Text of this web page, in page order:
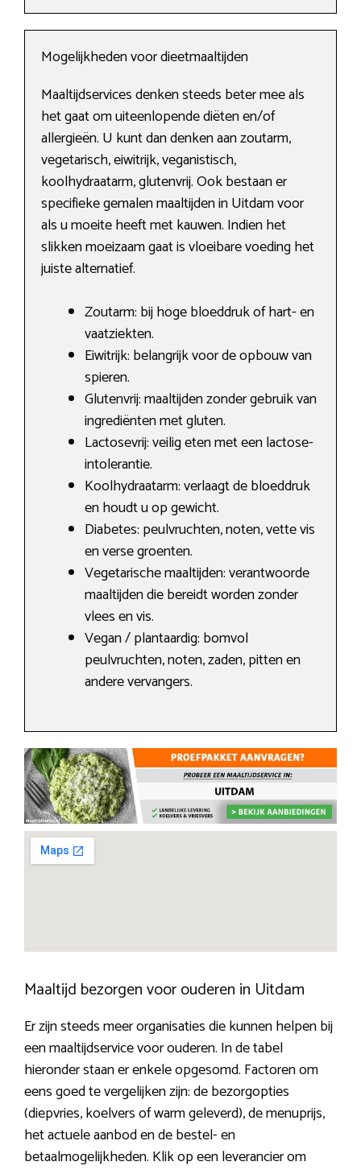
Mogelijkheden voor dieetmaaltijden
Maaltijdservices denken steeds beter mee als
het gaat om uiteenlopende diëten en/of
allergieën. U kunt dan denken aan zoutarm,
vegetarisch, eiwitrijk, veganistisch,
koolhydraatarm, glutenvrij. Ook bestaan er
specifieke gemalen maaltijden in Uitdam voor
als u moeite heeft met kauwen. Indien het
slikken moeizaam gaat is vloeibare voeding het
juiste alternatief.
Zoutarm: bij hoge bloeddruk of hart- en
vaatziekten.
Eiwitrijk: belangrijk voor de opbouw van
spieren.
Glutenvrij: maaltijden zonder gebruik van
ingrediënten met gluten.
Lactosevrij: veilig eten met een lactose-
intolerantie.
Koolhydraatarm: verlaagt de bloeddruk
en houdt u op gewicht.
Diabetes: peulvruchten, noten, vette vis
en verse groenten.
Vegetarische maaltijden: verantwoorde
maaltijden die bereidt worden zonder
vlees en vis.
Vegan / plantaardig: bomvol
peulvruchten, noten, zaden, pitten en
andere vervangers.
Maaltijd bezorgen voor ouderen in Uitdam
Er zijn steeds meer organisaties die kunnen helpen bij
een maaltijdservice voor ouderen. In de tabel
hieronder staan er enkele opgesomd. Factoren om
eens goed te vergelijken zijn: de bezorgopties
(diepvries, koelvers of warm geleverd), de menuprijs,
het actuele aanbod en de bestel- en
betaalmogelijkheden. Klik op een leverancier om